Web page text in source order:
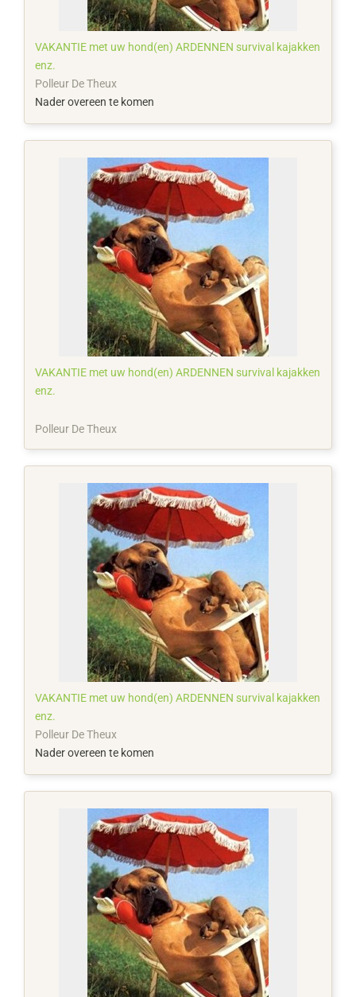
VAKANTIE met uw hond(en) ARDENNEN survival kajakken
enz.
Polleur De Theux
Nader overeen te komen
VAKANTIE met uw hond(en) ARDENNEN survival kajakken
enz.
Polleur De Theux
VAKANTIE met uw hond(en) ARDENNEN survival kajakken
enz.
Polleur De Theux
Nader overeen te komen